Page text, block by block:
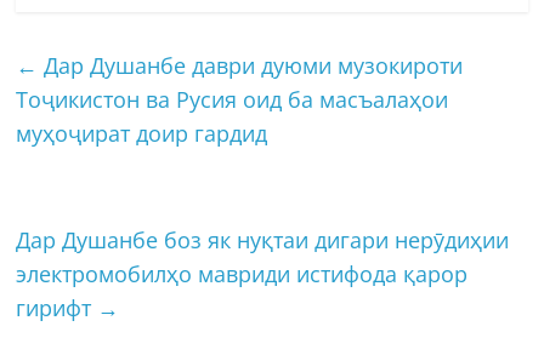
← Дар Душанбе даври дуюми музокироти
Тоҷикистон ва Русия оид ба масъалаҳои
муҳоҷират доир гардид
Дар Душанбе боз як нуқтаи дигари нерӯдиҳии
электромобилҳо мавриди истифода қарор
гирифт →